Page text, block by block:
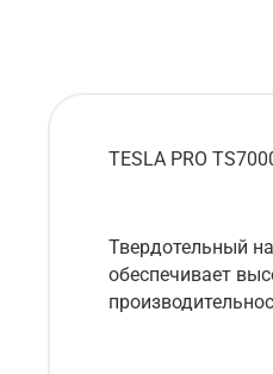
TESLA PRO
Твердотельный
обеспечивает